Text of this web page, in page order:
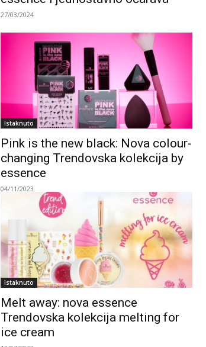
27/03/2024
Istaknuto
Pink is the new black: Nova colour-
changing Trendovska kolekcija by
essence
04/11/2023
Istaknuto
Melt away: nova essence
Trendovska kolekcija melting for
ice cream